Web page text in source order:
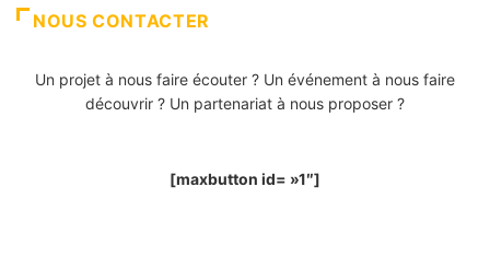
NOUS CONTACTER
Un projet à nous faire écouter ? Un événement à nous faire
découvrir ? Un partenariat à nous proposer ?
[maxbutton id= »1″]